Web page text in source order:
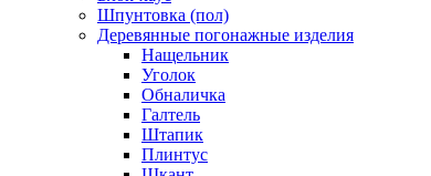
Шпунтовка (пол)
Деревянные погонажные изделия
Нащельник
Уголок
Обналичка
Галтель
Штапик
Плинтус